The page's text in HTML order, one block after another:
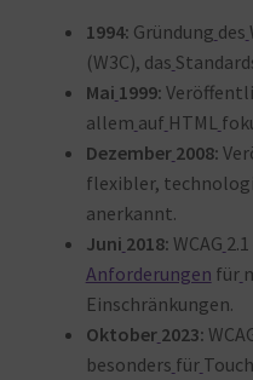
1994: Gründung des
(W3C), das
Mai 1999:
allem auf HTML
Dezember 2008:
flexibler,
anerkannt.
Juni 2018: WCAG
Anforderungen für
Einschränkungen.
Oktober 2023:
besonders für